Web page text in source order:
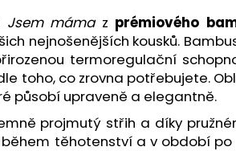
Jsem mámaz prémiového
nejnošenějších kousků.
termoregulační
toho, co zrovna potřebujete.
působí upraveně a elegantně.
projmutý střih a díky
těhotenství a v období po